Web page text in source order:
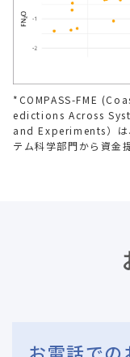
*COMPASS-FME
edictions Across
and Experiments）は
テム科学部門から資金